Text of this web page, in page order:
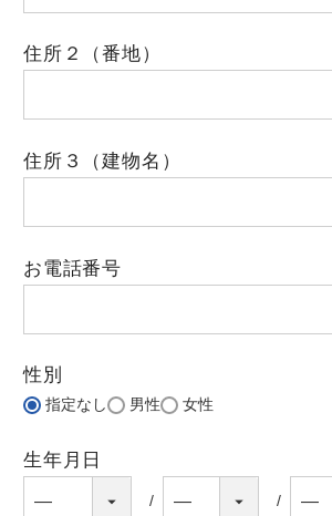
住所２（番地）
住所３（建物名）
お電話番号
性別
指定なし 男性 女性
生年月日